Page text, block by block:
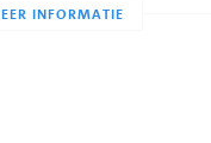
geen allergische